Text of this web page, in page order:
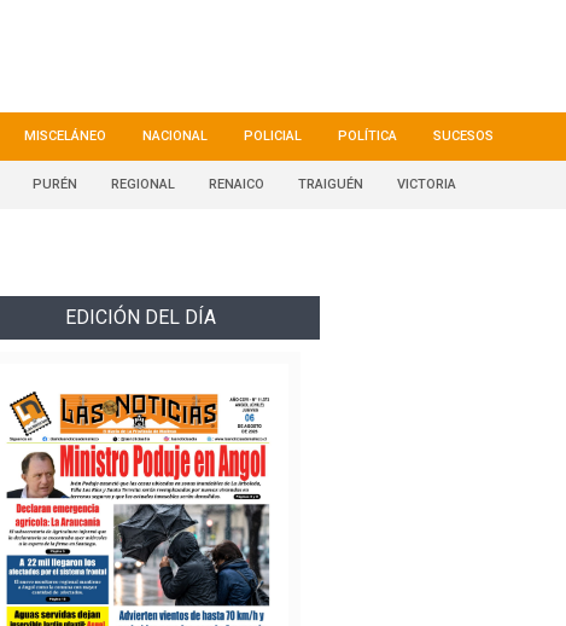
MISCELÁNEO NACIONAL POLICIAL POLÍTICA SUCESOS
PURÉN REGIONAL RENAICO TRAIGUÉN VICTORIA
EDICIÓN DEL DÍA